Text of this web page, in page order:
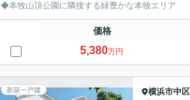
◆本牧山頂公園に隣接する緑豊かな本牧エリア
価格
5,380万円
新築一戸建 横浜市中区